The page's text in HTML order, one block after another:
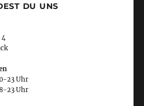
DU UNS
4
23 Uhr
23 Uhr